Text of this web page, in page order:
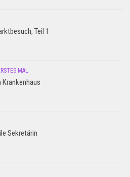
Teil 1
MAL
Sekretärin